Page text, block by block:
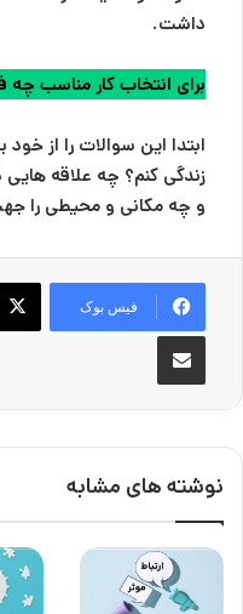
داشت.
برای انتخاب کار مناسب چه
ابتدا این سوالات را از
زندگی کنم؟ چه علاقه
و چه مکانی و محیطی را
فیس بوک
اشتراک گذاری از طریق ایمیل
نوشته های مشابه